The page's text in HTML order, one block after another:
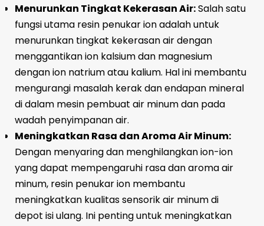
Menurunkan Tingkat Kekerasan Air:Salah satu
fungsi utama resin penukar ion adalah untuk
menurunkan tingkat kekerasan air dengan
menggantikan ion kalsium dan magnesium
dengan ion natrium atau kalium. Hal ini membantu
mengurangi masalah kerak dan endapan mineral
di dalam mesin pembuat air minum dan pada
wadah penyimpanan air.
Meningkatkan Rasa dan Aroma Air Minum:
Dengan menyaring dan menghilangkan ion-ion
yang dapat mempengaruhi rasa dan aroma air
minum, resin penukar ion membantu
meningkatkan kualitas sensorik air minum di
depot isi ulang. Ini penting untuk meningkatkan